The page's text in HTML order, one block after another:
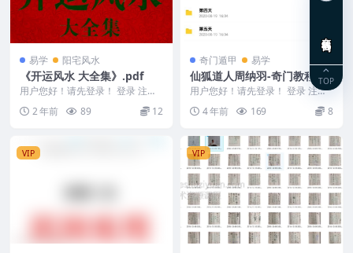
易学 阳宅风水
《开运风水 大全集》.pdf
用户您好！请先登录！ 登录 注册
《开运风水 大全集》.pdf 240509
0-...2 年前 89 12
奇门遁甲 易学
仙狐道人周纳羽-奇门教程5天
视频29集 百度盘下载 阿里云
盘下载
用户您好！请先登录！ 登录 注册
仙狐道人周纳羽 奇门遁甲2014年7
月21-2...
4 年前 169 8
VIP VIP
TOP